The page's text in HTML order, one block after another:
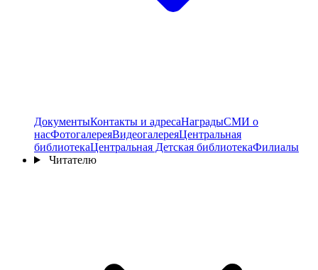
ДокументыКонтакты и адресаНаградыСМИ о
насФотогалереяВидеогалереяЦентральная
библиотекаЦентральная Детская библиотекаФилиалы
Читателю